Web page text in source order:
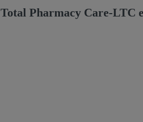
Pharmacy Care-LTC